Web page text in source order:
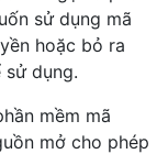
sử dụng mã
hoặc bỏ ra
dụng.
mềm mã
mở cho phép